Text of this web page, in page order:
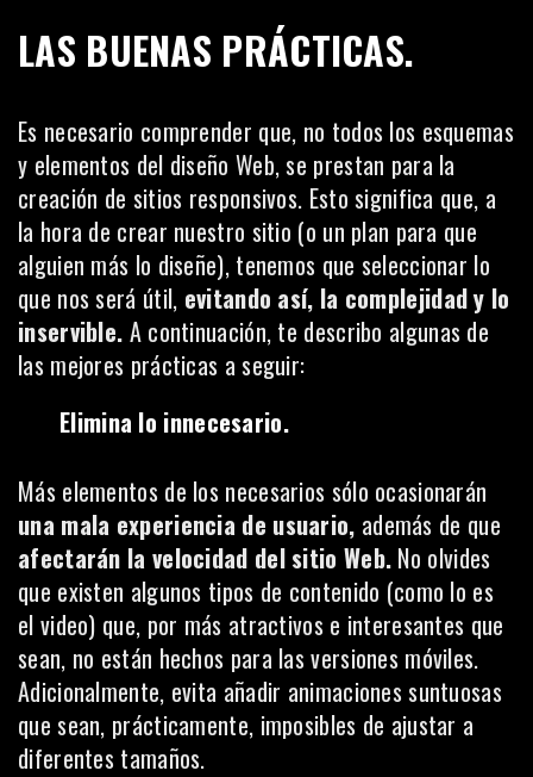
LAS BUENAS PRÁCTICAS.
Es necesario comprender que, no todos los esquemas
y elementos del diseño Web, se prestan para la
creación de sitios responsivos. Esto significa que, a
la hora de crear nuestro sitio (o un plan para que
alguien más lo diseñe), tenemos que seleccionar lo
que nos será útil, evitando así, la complejidad y lo
inservible. A continuación, te describo algunas de
las mejores prácticas a seguir:
Elimina lo innecesario.
Más elementos de los necesarios sólo ocasionarán
una mala experiencia de usuario, además de que
afectarán la velocidad del sitio Web. No olvides
que existen algunos tipos de contenido (como lo es
el video) que, por más atractivos e interesantes que
sean, no están hechos para las versiones móviles.
Adicionalmente, evita añadir animaciones suntuosas
que sean, prácticamente, imposibles de ajustar a
diferentes tamaños.